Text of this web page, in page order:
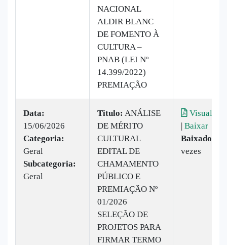
NACIONAL
ALDIR BLANC
DE FOMENTO À
CULTURA –
PNAB (LEI Nº
14.399/2022)
PREMIAÇÃO
Data:
15/06/2026
Categoria:
Geral
Subcategoria:
Geral
Titulo: ANÁLISE
DE MÉRITO
CULTURAL
EDITAL DE
CHAMAMENTO
PÚBLICO E
PREMIAÇÃO Nº
01/2026
SELEÇÃO DE
PROJETOS PARA
FIRMAR TERMO
Visualizar
| Baixar
Baixado:
vezes